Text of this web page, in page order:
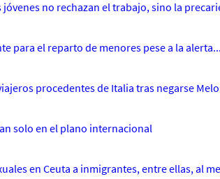
no rechazan el trabajo, sino la
para el reparto de menores pese a la alerta...
procedentes de Italia tras negarse
solo en el plano internacional
en Ceuta a inmigrantes, entre ellas, al